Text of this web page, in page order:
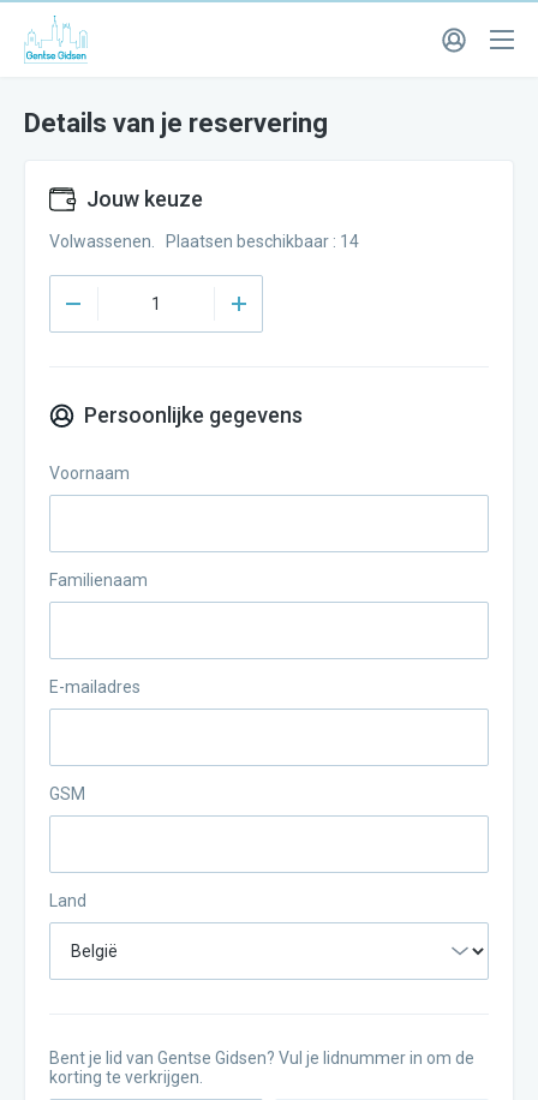
Details van je reservering
Jouw keuze
Volwassenen. Plaatsen beschikbaar : 14
Persoonlijke gegevens
Voornaam
Familienaam
E-mailadres
GSM
Land
Bent je lid van Gentse Gidsen? Vul je lidnummer in om de
korting te verkrijgen.